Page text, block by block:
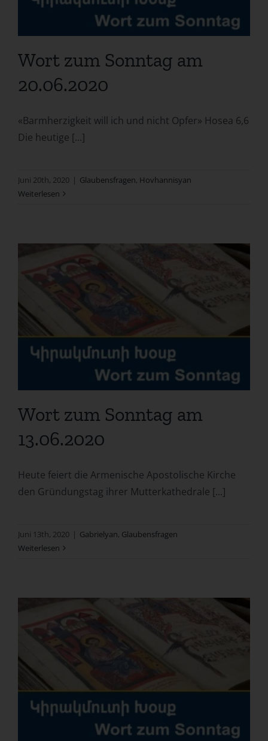
Wort zum Sonntag am
20.06.2020
«Barmherzigkeit will ich und nicht Opfer» Hosea 6,6
Die heutige [...]
Juni 20th, 2020 | Glaubensfragen, Hovhannisyan
Weiterlesen
Wort zum Sonntag am
13.06.2020
Heute feiert die Armenische Apostolische Kirche
den Gründungstag ihrer Mutterkathedrale [...]
Juni 13th, 2020 | Gabrielyan, Glaubensfragen
Weiterlesen